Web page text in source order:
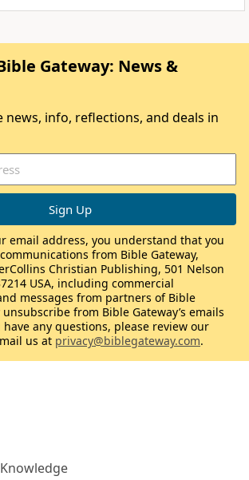
Gateway: News &
news, info, reflections, and deals in
email address, you understand that you
from Bible Gateway,
Christian Publishing, 501 Nelson
USA, including commercial
messages from partners of Bible
unsubscribe from Bible Gateway’s emails
any questions, please review our
us at privacy@biblegateway.com.